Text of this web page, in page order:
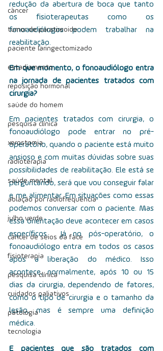
câncer
tumor de paratireoide
paciente laringectomizado
estadiamento
reposição hormonal
saúde do homem
pesquisa clínica
xerostomia
radioterapia
saúde mental
ablação por radiofrequência
julho verde
câncer de seios da face
fisioterapia
pesquisa clínica
cuidados paliativos
patologia
tecnologia
redução da abertura de boca que tanto
os fisioterapeutas como os
fonoaudiólogos podem trabalhar na
reabilitação.
Em que momento, o fonoaudiólogo entra
na jornada de pacientes tratados com
cirurgia?
Em pacientes tratados com cirurgia, o
fonoaudiólogo pode entrar no pré-
operatório, quando o paciente está muito
ansioso e com muitas dúvidas sobre suas
possibilidades de reabilitação.  Ele está se
perguntando, será que vou conseguir falar
e me alimentar. Em situações como essas
podemos conversar com o paciente. Mas
essa orientação deve acontecer em casos
específicos.  Já no pós-operatório, o
fonoaudiólogo entra em todos os casos
após a liberação do médico. Isso
acontece, normalmente, após 10 ou 15
dias da cirurgia, dependendo de fatores,
como o tipo de cirurgia e o tamanho da
lesão, mas é sempre uma definição
médica.
E pacientes que são tratados com